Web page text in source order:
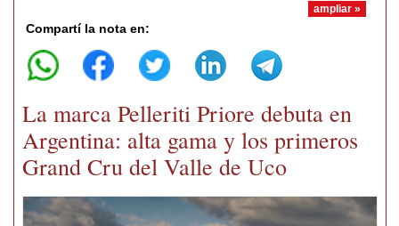
ampliar »
Compartí la nota en:
La marca Pelleriti Priore debuta en
Argentina: alta gama y los primeros
Grand Cru del Valle de Uco